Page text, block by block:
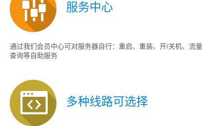
服务中心
通过我们会员中心可对服务器自行：重启、重装、开/关机、流量
查询等自助服务
多种线路可选择